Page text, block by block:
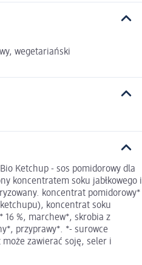
wegetariański
Ketchup - sos pomidorowy dla
koncentratem soku jabłkowego i
koncentrat pomidorowy*
koncentrat soku
16 %, marchew*, skrobia z
przyprawy*. *- surowce
zawierać soję, seler i